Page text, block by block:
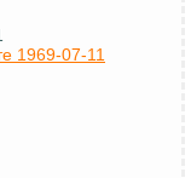
1969-07-11